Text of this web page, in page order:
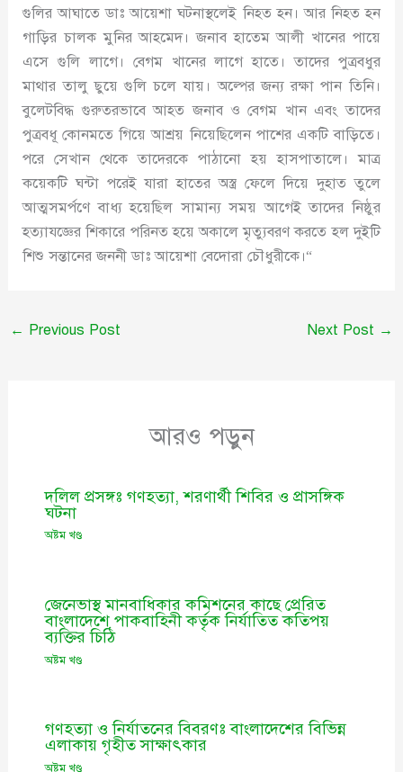
গুলির আঘাতে ডাঃ আয়েশা ঘটনাস্থলেই নিহত হন। আর নিহত হন
গাড়ির চালক মুনির আহমেদ। জনাব হাতেম আলী খানের পায়ে
এসে গুলি লাগে। বেগম খানের লাগে হাতে। তাদের পুত্রবধুর
মাথার তালু ছুয়ে গুলি চলে যায়। অল্পের জন্য রক্ষা পান তিনি।
বুলেটবিদ্ধ গুরুতরভাবে আহত জনাব ও বেগম খান এবং তাদের
পুত্রবধূ কোনমতে গিয়ে আশ্রয় নিয়েছিলেন পাশের একটি বাড়িতে।
পরে সেখান থেকে তাদেরকে পাঠানো হয় হাসপাতালে। মাত্র
কয়েকটি ঘন্টা পরেই যারা হাতের অস্ত্র ফেলে দিয়ে দুহাত তুলে
আত্মসমর্পণে বাধ্য হয়েছিল সামান্য সময় আগেই তাদের নিষ্ঠুর
হত্যাযজ্ঞের শিকারে পরিনত হয়ে অকালে মৃত্যুবরণ করতে হল দুইটি
শিশু সন্তানের জননী ডাঃ আয়েশা বেদোরা চৌধুরীকে।“
← Previous Post Next Post →
আরও পড়ুন
দলিল প্রসঙ্গঃ গণহত্যা, শরণার্থী শিবির ও প্রাসঙ্গিক
ঘটনা
অষ্টম খণ্ড
জেনেভাস্থ মানবাধিকার কমিশনের কাছে প্রেরিত
বাংলাদেশে পাকবাহিনী কর্তৃক নির্যাতিত কতিপয়
ব্যক্তির চিঠি
অষ্টম খণ্ড
গণহত্যা ও নির্যাতনের বিবরণঃ বাংলাদেশের বিভিন্ন
এলাকায় গৃহীত সাক্ষাৎকার
অষ্টম খণ্ড